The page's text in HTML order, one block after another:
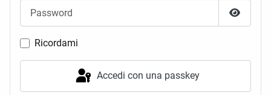
Mostra
Ricordami
Accedi con una passkey